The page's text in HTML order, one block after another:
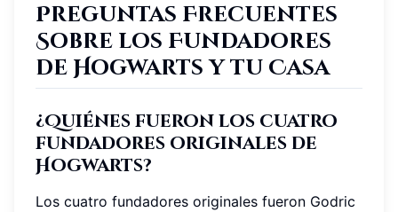
Preguntas Frecuentes
Sobre los Fundadores
de Hogwarts y tu Casa
¿Quiénes fueron los cuatro
fundadores originales de
Hogwarts?
Los cuatro fundadores originales fueron Godric